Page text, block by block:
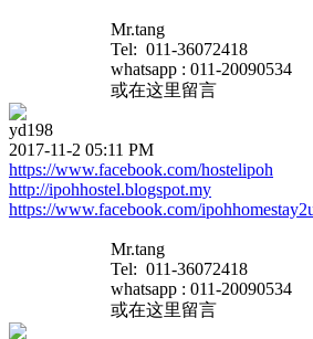
Mr.tang
Tel: 011-36072418
whatsapp : 011-
或在这里留言
yd198
2017-11-2 05:11 PM
https://www.facebook.com/hostelipoh
http://ipohhostel.blogspot.my
https://www.facebook.com/
Mr.tang
Tel: 011-36072418
whatsapp : 011-
或在这里留言